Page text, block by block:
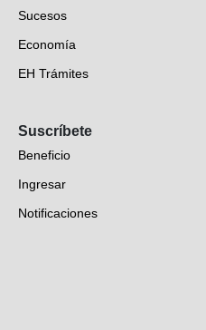
Sucesos
Economía
EH Trámites
EH Verifica
Fotogalerías
Deportes
Videos
Suscríbete
Beneficio
Ingresar
Notificaciones